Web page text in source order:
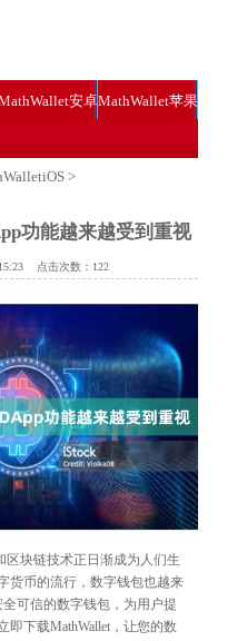
安卓MathWallet苹果
>
功能越来越受到重视
点击次数：122
区块链技术正日渐成为人们生
货币的流行，数字钱包也越来
全可信的数字钱包，为用户提
即下载MathWallet，让您的数